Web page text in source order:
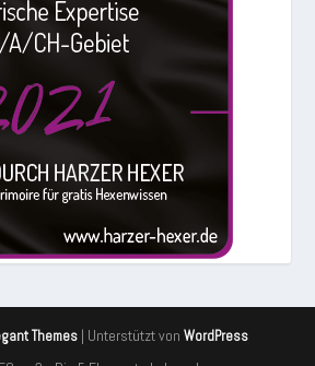
Themes| Unterstützt von WordPress